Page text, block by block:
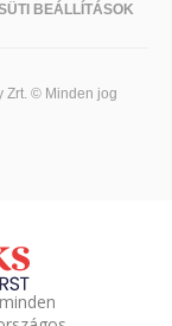
BEÁLLÍTÁSOK
Zrt. © Minden jog